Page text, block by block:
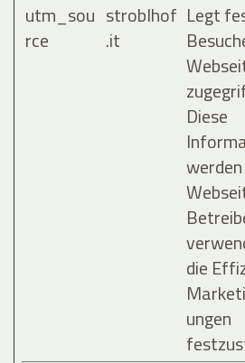
utm_sou
rce
stroblhof
.it
Legt
Diese
die
ungen